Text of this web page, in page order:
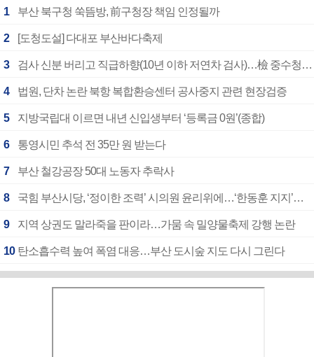
1 부산 북구청 쑥뜸방, 前구청장 책임 인정될까
2 [도청도설] 다대포 부산바다축제
3 검사 신분 버리고 직급하향(10년 이하 저연차 검사)…檢 중수청행 기피
4 법원, 단차 논란 북항 복합환승센터 공사중지 관련 현장검증
5 지방국립대 이르면 내년 신입생부터 ‘등록금 0원’(종합)
6 통영시민 추석 전 35만 원 받는다
7 부산 철강공장 50대 노동자 추락사
8 국힘 부산시당, ‘정이한 조력’ 시의원 윤리위에…‘한동훈 지지’도 신고접수
9 지역 상권도 말라죽을 판이라…가뭄 속 밀양물축제 강행 논란
10 탄소흡수력 높여 폭염 대응…부산 도시숲 지도 다시 그린다